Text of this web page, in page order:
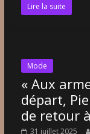
Lire la suite
Mode
« Aux
départ,
de retour à
31 juillet 2025